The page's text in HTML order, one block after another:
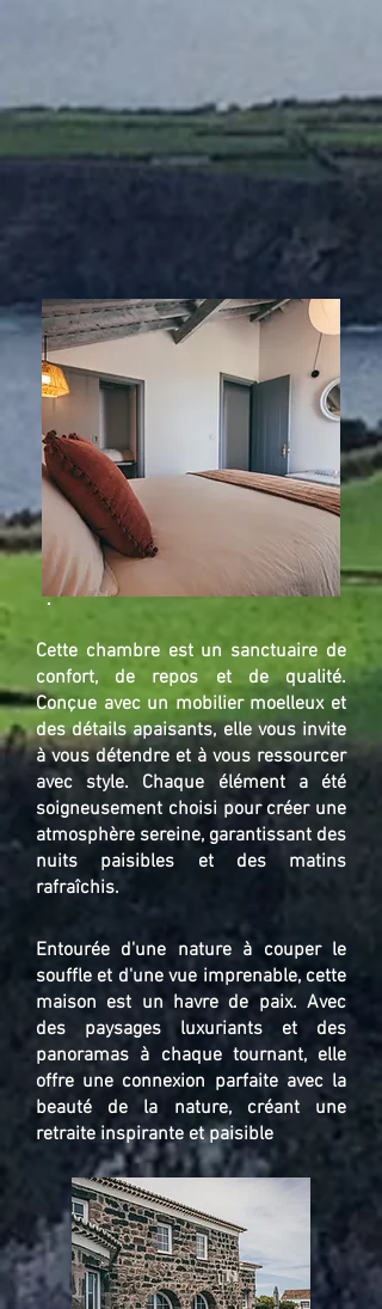
Cette chambre est un sanctuaire de
confort, de repos et de qualité.
Conçue avec un mobilier moelleux et
des détails apaisants, elle vous invite
à vous détendre et à vous ressourcer
avec style. Chaque élément a été
soigneusement choisi pour créer une
atmosphère sereine, garantissant des
nuits paisibles et des matins
rafraîchis.
Entourée d'une nature à couper le
souffle et d'une vue imprenable, cette
maison est un havre de paix. Avec
des paysages luxuriants et des
panoramas à chaque tournant, elle
offre une connexion parfaite avec la
beauté de la nature, créant une
retraite inspirante et paisible